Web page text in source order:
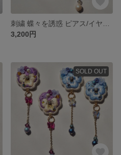
3,200円
SOLD OUT